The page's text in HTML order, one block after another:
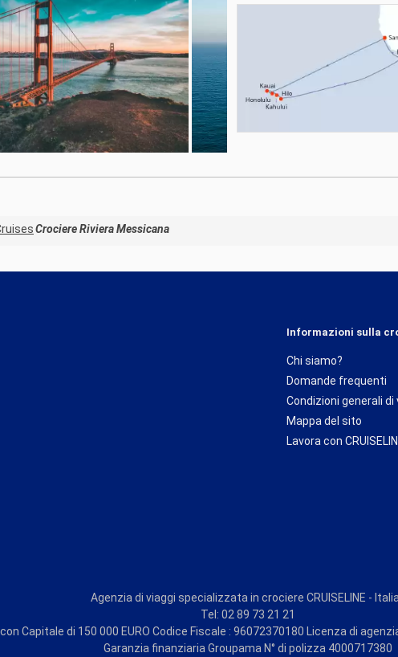
Crociere Riviera Messicana
Informazioni sulla
Chi siamo?
Domande frequenti
Condizioni generali di
Mappa del sito
Lavora con
Agenzia di viaggi specializzata in crociere CRUISELINE -
Tel: 02 89 73 21 21
Capitale di 150 000 EURO Codice Fiscale : 96072370180 Licenza di
Garanzia finanziaria Groupama N° di polizza 4000717380